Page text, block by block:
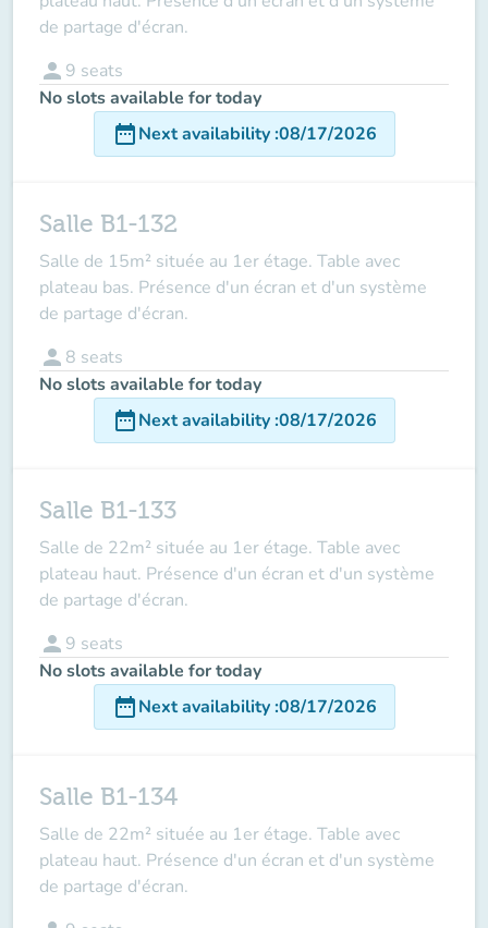
de partage d'écran.
person 9 seats
No slots available for today
date_rangeNext availability:08/17/2026
Salle B1-132
Salle de 15m² située au 1er étage. Table avec
plateau bas. Présence d'un écran et d'un système
de partage d'écran.
person 8 seats
No slots available for today
date_rangeNext availability:08/17/2026
Salle B1-133
Salle de 22m² située au 1er étage. Table avec
plateau haut. Présence d'un écran et d'un système
de partage d'écran.
person 9 seats
No slots available for today
date_rangeNext availability:08/17/2026
Salle B1-134
Salle de 22m² située au 1er étage. Table avec
plateau haut. Présence d'un écran et d'un système
de partage d'écran.